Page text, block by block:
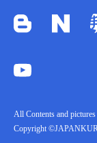
All Contents and
Copyright